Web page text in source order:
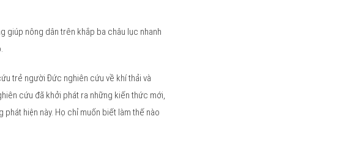
giúp nông dân trên khắp ba châu lục nhanh
trẻ người Đức nghiên cứu về khí thải và
cứu đã khởi phát ra những kiến ​​thức mới,
hiện này. Họ chỉ muốn biết làm thế nào